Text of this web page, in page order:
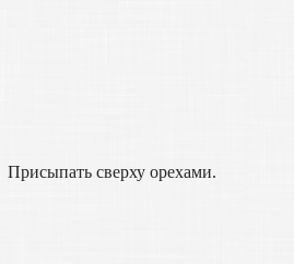
Присыпать сверху орехами.